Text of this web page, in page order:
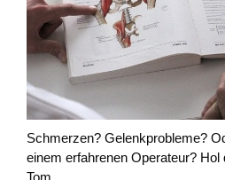
Schmerzen? Gelenkprobleme?
einem erfahrenen Operateur? Hol